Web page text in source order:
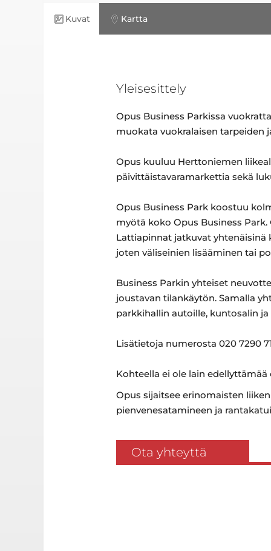
Kuvat Kartta
Yleisesittely
Opus Business Parkissa
muokata vuokralaisen tarpeiden
Opus kuuluu Herttoniemen
päivittäistavaramarkettia sekä
Opus Business Park koostuu
myötä koko Opus Business
Lattiapinnat jatkuvat yhtenäisinä
joten väliseinien lisääminen tai
Business Parkin yhteiset
joustavan tilankäytön. Samalla
parkkihallin autoille, kuntosalin
Lisätietoja numerosta 020 7290
Kohteella ei ole lain
Opus sijaitsee erinomaisten
pienvenesatamineen ja
Ota yhteyttä